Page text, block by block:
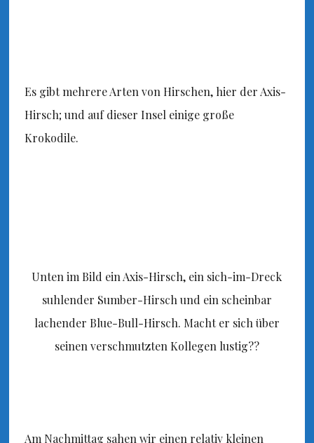
Es gibt mehrere Arten von Hirschen, hier der Axis-
Hirsch; und auf dieser Insel einige große
Krokodile.
Unten im Bild ein Axis-Hirsch, ein sich-im-Dreck
suhlender Sumber-Hirsch und ein scheinbar
lachender Blue-Bull-Hirsch. Macht er sich über
seinen verschmutzten Kollegen lustig??
Am Nachmittag sahen wir einen relativ kleinen